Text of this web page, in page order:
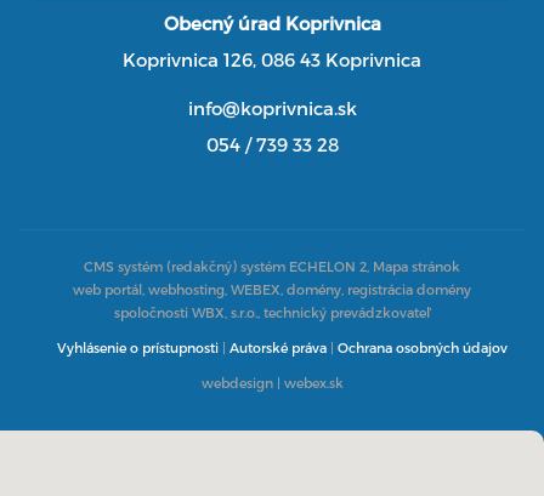
Obecný úrad Koprivnica
Koprivnica 126, 086 43 Koprivnica
info@koprivnica.sk
054 / 739 33 28
CMS systém (redakčný) systém ECHELON 2, Mapa stránok
web portál, webhosting, WEBEX, domény, registrácia domény
spoločnosti WBX, s.r.o., technický prevádzkovateľ
Vyhlásenie o prístupnosti | Autorské práva | Ochrana osobných údajov
webdesign| webex.sk